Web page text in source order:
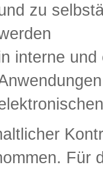
zu
interne
Für